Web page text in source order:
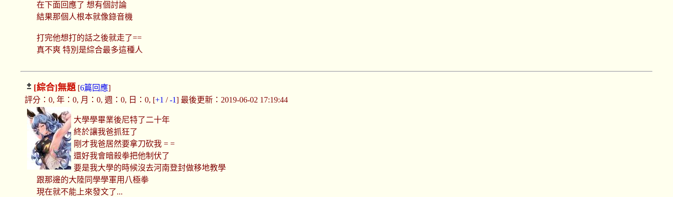
在下面回應了 想有個討論
結果那個人根本就像錄音機
打完他想打的話之後就走了==
真不爽 特別是綜合最多這種人
[綜合]無題 [6篇回應]
評分：0, 年：0, 月：0, 週：0, 日：0, [+1 /-1] 最後更新：2019-06-02 17:19:44
大學學畢業後尼特了二十年
終於讓我爸抓狂了
剛才我爸居然要拿刀砍我 = =
還好我會暗殺拳把他制伏了
要是我大學的時候沒去河南登封做移地教學
跟那邊的大陸同學學軍用八極拳
現在就不能上來發文了...